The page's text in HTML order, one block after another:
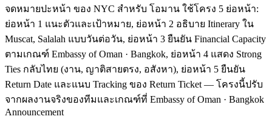
จดหมายปะหน้า ของ NYC สำหรับ โอมาน ใช้โครง 5 ย่อหน้า:
ย่อหน้า 1 แนะตัวและเป้าหมาย, ย่อหน้า 2 อธิบาย Itinerary ใน
Muscat, Salalah แบบวันต่อวัน, ย่อหน้า 3 ยืนยัน Financial Capacity
ตามเกณฑ์ Embassy of Oman · Bangkok, ย่อหน้า 4 แสดง Strong
Ties กลับไทย (งาน, ญาติสายตรง, อสังหา), ย่อหน้า 5 ยืนยัน
Return Date และแนบ Tracking ของ Return Ticket — โครงนี้ปรับ
จากผลงานจริงของทีมและเกณฑ์ที่ Embassy of Oman · Bangkok
Announcement